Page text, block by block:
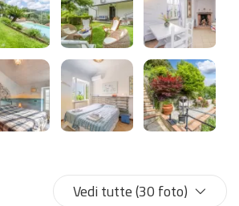
La Pescosa vi accoglierà con la sua zona
con divanoletto e zona notte con
camera doppia e bagno.
vacanza da sogno!
la macchina per raggiungere la struttura.
pari ad euro 500,00 che sarà poi
Vedi tutte (30 foto)